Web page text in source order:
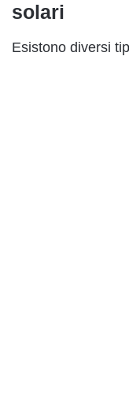
solari
Esistono diversi